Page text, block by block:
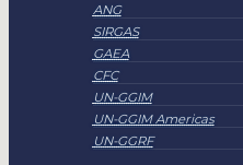
ANG
SIRGAS
GAEA
CFC
UN-GGIM
UN-GGIM Americas
UN-GGRF